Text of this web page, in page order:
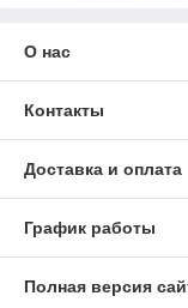
О нас
Контакты
Доставка и оплата
График работы
Полная версия